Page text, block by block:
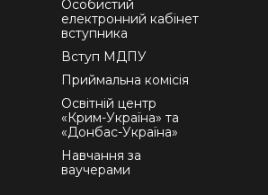
Особистий
електронний кабінет
вступника
Вступ МДПУ
Приймальна комісія
Освітній центр
«Крим-Україна» та
«Донбас-Україна»
Навчання за
ваучерами